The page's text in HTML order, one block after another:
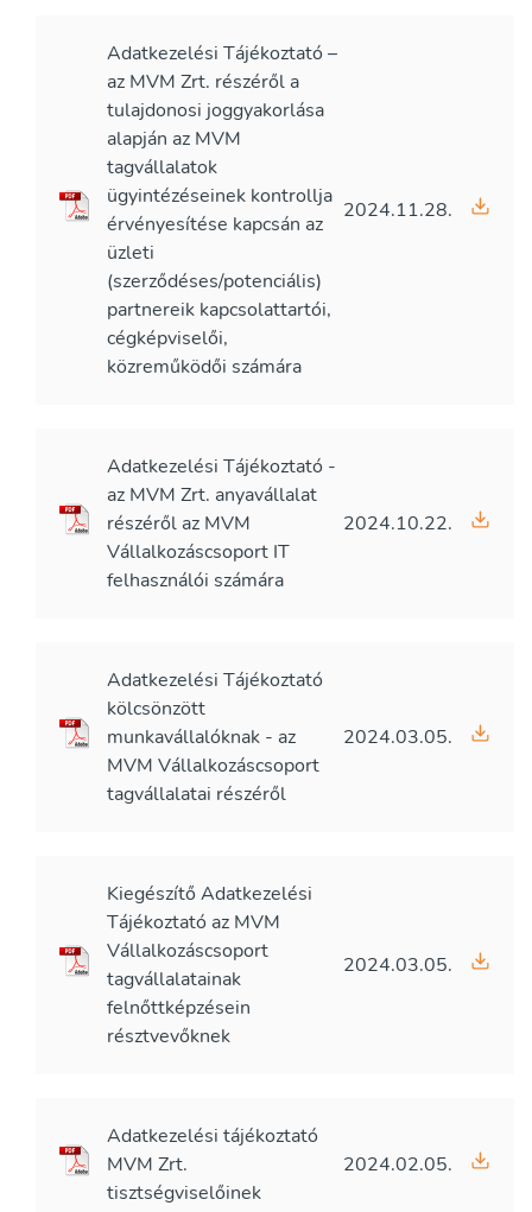
Adatkezelési Tájékoztató –
az MVM Zrt. részéről a
tulajdonosi joggyakorlása
alapján az MVM
tagvállalatok
ügyintézéseinek kontrollja
érvényesítése kapcsán az
üzleti
(szerződéses/potenciális)
partnereik kapcsolattartói,
cégképviselői,
közreműködői számára
2024.11.28.
Adatkezelési Tájékoztató -
az MVM Zrt. anyavállalat
részéről az MVM
Vállalkozáscsoport IT
felhasználói számára
2024.10.22.
Adatkezelési Tájékoztató
kölcsönzött
munkavállalóknak - az
MVM Vállalkozáscsoport
tagvállalatai részéről
2024.03.05.
Kiegészítő Adatkezelési
Tájékoztató az MVM
Vállalkozáscsoport
tagvállalatainak
felnőttképzésein
résztvevőknek
2024.03.05.
Adatkezelési tájékoztató
MVM Zrt.
tisztségviselőinek
2024.02.05.